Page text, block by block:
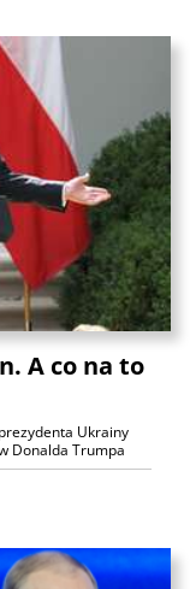
A co na to
Ukrainy
Donalda Trumpa